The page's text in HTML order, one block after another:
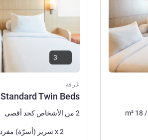
m² 18 /
غرفة
Standard Twin Beds
2 من الأشخاص كحد أقصى
فرش السرير
2 x سرير (أسرّة) مفرد